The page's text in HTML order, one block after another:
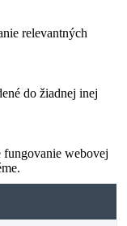
relevantných
do žiadnej inej
fungovanie webovej